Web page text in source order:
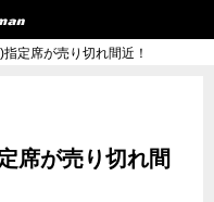
定席が売り切れ間近！
席が売り切れ間